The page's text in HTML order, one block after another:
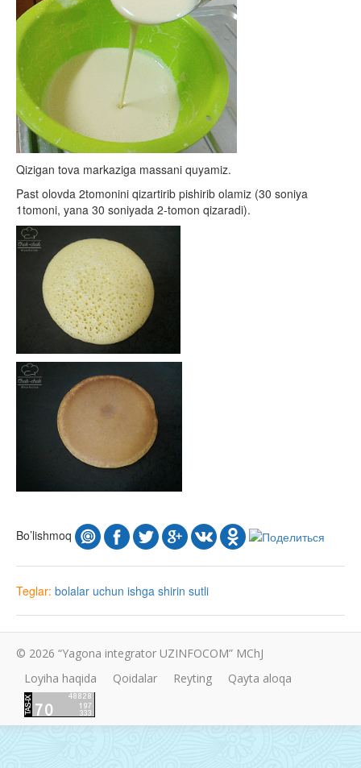
Qizigan tova markaziga massani quyamiz.
Past olovda 2tomonini qizartirib pishirib olamiz (30 soniya
1tomoni, yana 30 soniyada 2-tomon qizaradi).
Bo’lishmoq
Teglar: bolalar uchun ishga shirin sutli
© 2026 “Yagona integrator UZINFOCOM” MChJ
Loyiha haqida
Qoidalar Reyting Qayta aloqa